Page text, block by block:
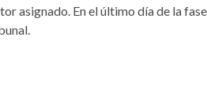
asignado. En el último día de la